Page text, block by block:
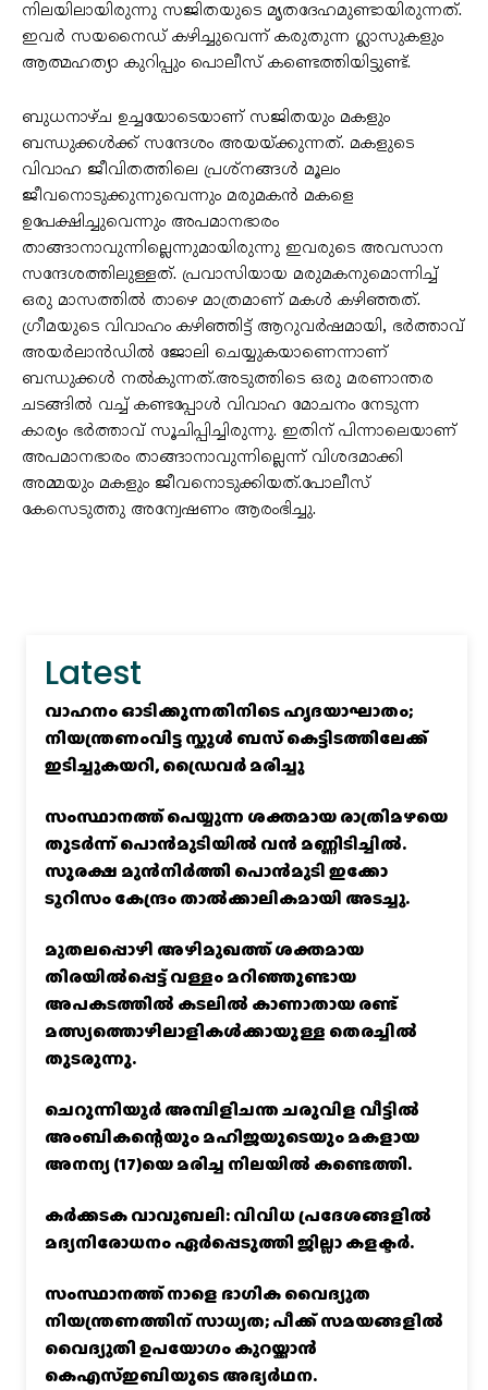
നിലയിലായിരുന്നു സജിതയുടെ മൃതദേഹമുണ്ടായിരുന്നത്.
ഇവർ സയനൈഡ് കഴിച്ചുവെന്ന് കരുതുന്ന ഗ്ലാസുകളും
ആത്മഹത്യാ കുറിപ്പും പൊലീസ് കണ്ടെത്തിയിട്ടുണ്ട്.
ബുധനാഴ്ച ഉച്ചയോടെയാണ് സജിതയും മകളും
ബന്ധുക്കള്‍ക്ക് സന്ദേശം അയയ്ക്കുന്നത്. മകളുടെ
വിവാഹ ജീവിതത്തിലെ പ്രശ്നങ്ങള്‍ മൂലം
ജീവനൊടുക്കുന്നുവെന്നും മരുമകൻ മകളെ
ഉപേക്ഷിച്ചുവെന്നും അപമാനഭാരം
താങ്ങാനാവുന്നില്ലെന്നുമായിരുന്നു ഇവരുടെ അവസാന
സന്ദേശത്തിലുള്ളത്. പ്രവാസിയായ മരുമകനുമൊന്നിച്ച്‌
ഒരു മാസത്തില്‍ താഴെ മാത്രമാണ് മകള്‍ കഴിഞ്ഞത്.
ഗ്രീമയുടെ വിവാഹം കഴിഞ്ഞിട്ട് ആറുവർഷമായി, ഭർത്താവ്
അയർലാൻഡില്‍ ജോലി ചെയ്യുകയാണെന്നാണ്
ബന്ധുക്കള്‍ നല്‍കുന്നത്.അടുത്തിടെ ഒരു മരണാന്തര
ചടങ്ങില്‍ വച്ച്‌ കണ്ടപ്പോള്‍ വിവാഹ മോചനം നേടുന്ന
കാര്യം ഭർത്താവ് സൂചിപ്പിച്ചിരുന്നു. ഇതിന് പിന്നാലെയാണ്
അപമാനഭാരം താങ്ങാനാവുന്നില്ലെന്ന് വിശദമാക്കി
അമ്മയും മകളും ജീവനൊടുക്കിയത്.പോലീസ്
കേസെടുത്തു അന്വേഷണം ആരംഭിച്ചു.
Latest
വാഹനം ഓടിക്കുന്നതിനിടെ ഹൃദയാഘാതം;
നിയന്ത്രണംവിട്ട സ്കൂൾ ബസ് കെട്ടിടത്തിലേക്ക്
ഇടിച്ചുകയറി, ഡ്രൈവർ മരിച്ചു
സംസ്ഥാനത്ത് പെയ്യുന്ന ശക്തമായ രാത്രിമഴയെ
തുടർന്ന് പൊൻമുടിയില്‍ വൻ മണ്ണിടിച്ചില്‍.
സുരക്ഷ മുൻനിർത്തി പൊൻമുടി ഇക്കോ
ടൂറിസം കേന്ദ്രം താല്‍ക്കാലികമായി അടച്ചു.
മുതലപ്പൊഴി അഴിമുഖത്ത് ശക്തമായ
തിരയിൽപ്പെട്ട് വള്ളം മറിഞ്ഞുണ്ടായ
അപകടത്തിൽ കടലിൽ കാണാതായ രണ്ട്
മത്സ്യത്തൊഴിലാളികൾക്കായുള്ള തെരച്ചിൽ
തുടരുന്നു.
ചെറുന്നിയൂർ അമ്പിളിചന്ത ചരുവിള വീട്ടിൽ
അംബികന്റെയും മഹിജയുടെയും മകളായ
അനന്യ (17)യെ മരിച്ച നിലയിൽ കണ്ടെത്തി.
കര്‍ക്കടക വാവുബലി: വിവിധ പ്രദേശങ്ങളില്‍
മദ്യനിരോധനം ഏര്‍പ്പെടുത്തി ജില്ലാ കളക്ടര്‍.
സംസ്ഥാനത്ത് നാളെ ഭാഗിക വൈദ്യുത
നിയന്ത്രണത്തിന് സാധ്യത; പീക്ക് സമയങ്ങളില്‍
വൈദ്യുതി ഉപയോഗം കുറയ്ക്കാൻ
കെഎസ്‌ഇബിയുടെ അഭ്യര്‍ഥന.